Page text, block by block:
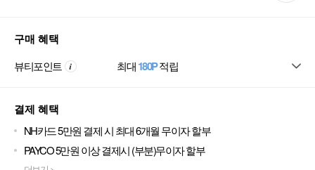
구매 혜택
뷰티포인트 최대180P적립
결제 혜택
NH카드 5만원 결제 시 최대 6개월 무이자 할부
PAYCO 5만원 이상 결제시 (부분)무이자 할부